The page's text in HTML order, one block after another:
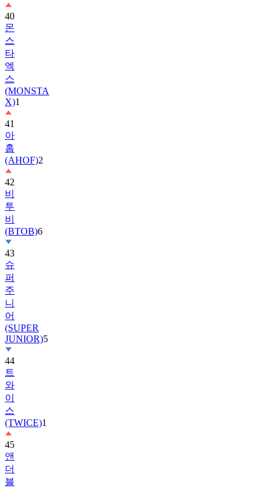
몬
스
타
엑
스
(MONSTA
X)
41
아
홉
(AHOF)
42
비
투
비
(BTOB)
43
슈
퍼
주
니
어
(SUPER
JUNIOR)
44
트
와
이
스
(TWICE)
45
앤
더
블
1